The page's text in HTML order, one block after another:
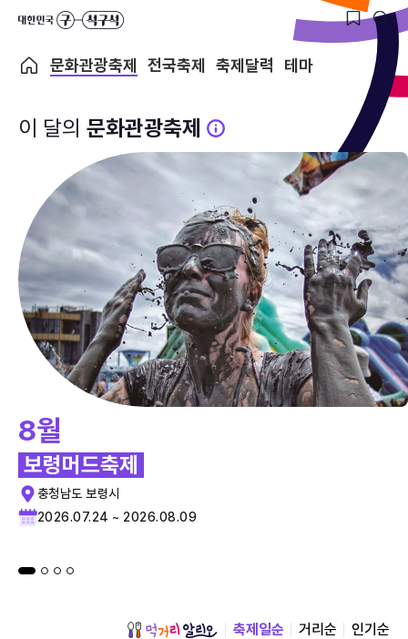
문화관광축제 전국축제 축제달력 테마
이 달의 문화관광축제
8월
보령머드축제
충청남도 보령시
2026.07.24 ~ 2026.08.09
축제일순 거리순 인기순